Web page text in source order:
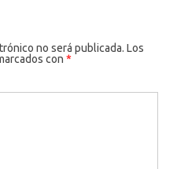
no será publicada. Los
con *